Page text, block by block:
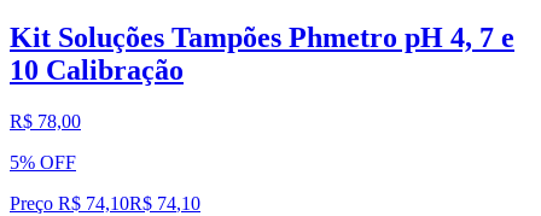
Kit Soluções Tampões Phmetro pH 4, 7 e
10 Calibração
R$ 78,00
5% OFF
Preço R$ 74,10R$ 74,10